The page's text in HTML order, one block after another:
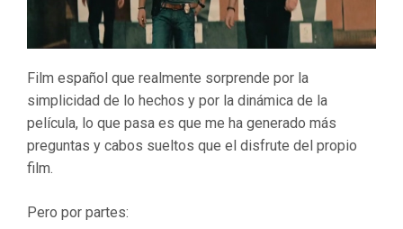
Film español que realmente sorprende por la
simplicidad de lo hechos y por la dinámica de la
película, lo que pasa es que me ha generado más
preguntas y cabos sueltos que el disfrute del propio
film.
Pero por partes: